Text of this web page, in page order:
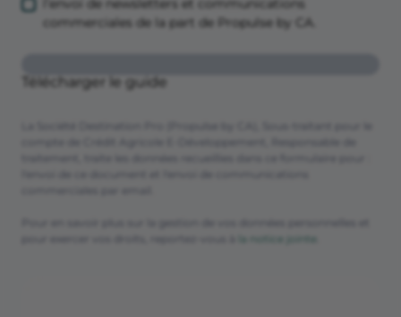
l’envoi de newsletters et communications
commerciales de la part de Propulse by CA.
Télécharger le guide